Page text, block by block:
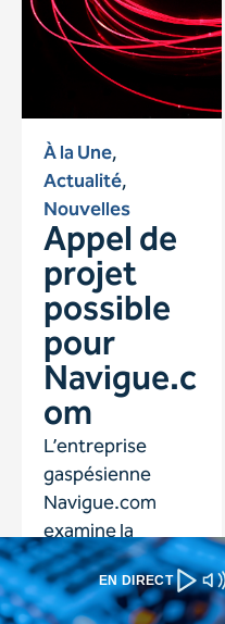
EN DIRECT